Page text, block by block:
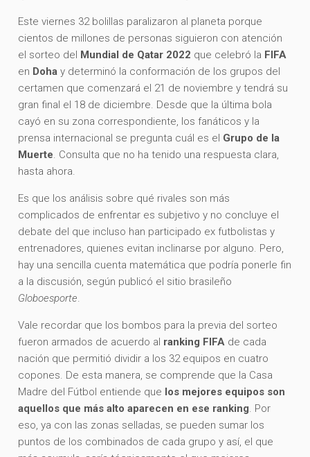
Este viernes 32 bolillas paralizaron al planeta porque
cientos de millones de personas siguieron con atención
el sorteo del Mundial de Qatar 2022 que celebró la FIFA
en Dohay determinó la conformación de los grupos del
certamen que comenzará el 21 de noviembre y tendrá su
gran final el 18 de diciembre. Desde que la última bola
cayó en su zona correspondiente, los fanáticos y la
prensa internacional se pregunta cuál es el Grupo de la
Muerte. Consulta que no ha tenido una respuesta clara,
hasta ahora.
Es que los análisis sobre qué rivales son más
complicados de enfrentar es subjetivo y no concluye el
debate del que incluso han participado ex futbolistas y
entrenadores, quienes evitan inclinarse por alguno. Pero,
hay una sencilla cuenta matemática que podría ponerle fin
a la discusión, según publicó el sitio brasileño
Globoesporte.
Vale recordar que los bombos para la previa del sorteo
fueron armados de acuerdo al ranking FIFA de cada
nación que permitió dividir a los 32 equipos en cuatro
copones. De esta manera, se comprende que la Casa
Madre del Fútbol entiende que los mejores equipos son
aquellos que más alto aparecen en ese ranking. Por
eso, ya con las zonas selladas, se pueden sumar los
puntos de los combinados de cada grupo y así, el que